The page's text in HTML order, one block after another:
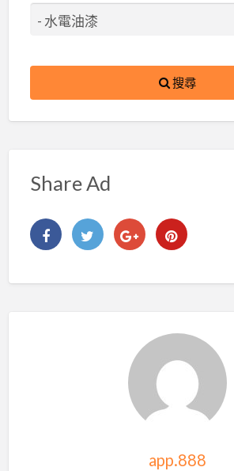
搜尋
Share Ad
app.888